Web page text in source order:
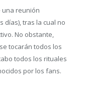
una reunión
días), tras la cual no
No obstante,
tocarán todos los
todos los rituales
por los fans.